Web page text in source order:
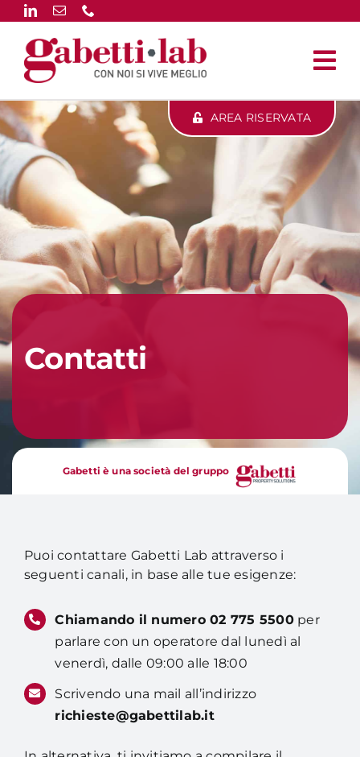
Salta
contenuto
AREA RISERVATA
Contatti
Gabetti è una società del gruppo
Puoi contattare Gabetti Lab attraverso i
seguenti canali, in base alle tue esigenze:
Chiamando il numero 02 775 5500per
parlare con un operatore dal lunedì al
venerdì, dalle 09:00 alle 18:00
Scrivendo una mail all’indirizzo
richieste@gabettilab.it